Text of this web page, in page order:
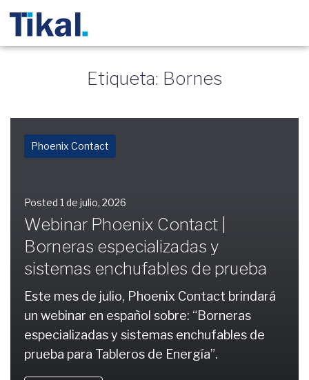
Etiqueta: Bornes
Phoenix Contact
Posted 1 de julio, 2026
Webinar Phoenix Contact |
Borneras especializadas y
sistemas enchufables de prueba
Este mes de julio, Phoenix Contact brindará
un webinar en español sobre: “Borneras
especializadas y sistemas enchufables de
prueba para Tableros de Energía”.